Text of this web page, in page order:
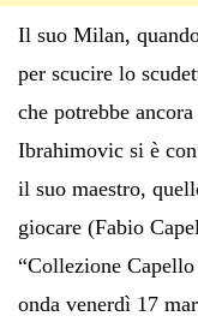
Il suo Milan,
per scucire lo
che potrebbe
Ibrahimovic si è
il suo maestro,
giocare (Fabio
“Collezione
onda venerdì 17